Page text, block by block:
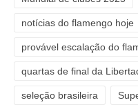
notícias do flamengo hoje
provável escalação do
quartas de final da
seleção brasileira